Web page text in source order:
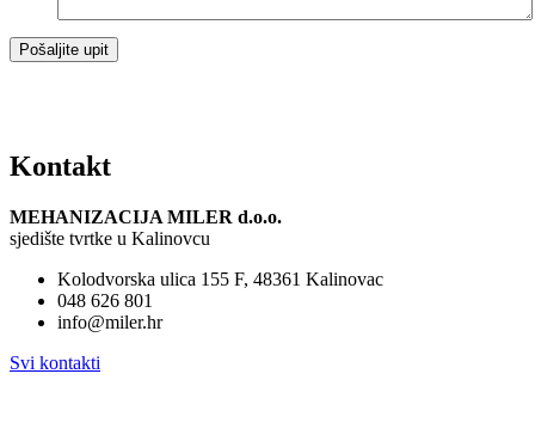
Kontakt
MEHANIZACIJA MILER d.o.o.
sjedište tvrtke u Kalinovcu
Kolodvorska ulica 155 F, 48361 Kalinovac
048 626 801
info@miler.hr
Svi kontakti